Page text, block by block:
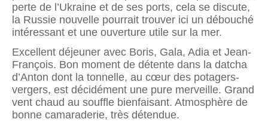
perte de l’Ukraine et de ses ports, cela se discute,
la Russie nouvelle pourrait trouver ici un débouché
intéressant et une ouverture utile sur la mer.
Excellent déjeuner avec Boris, Gala, Adia et Jean-
François. Bon moment de détente dans la datcha
d’Anton dont la tonnelle, au cœur des potagers-
vergers, est décidément une pure merveille. Grand
vent chaud au souffle bienfaisant. Atmosphère de
bonne camaraderie, très détendue.